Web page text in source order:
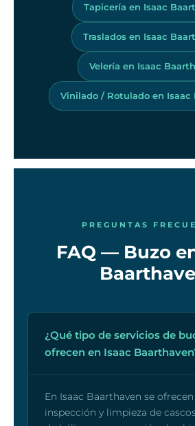
Tapicería en Isaac
Traslados en Isaac
Velería en Isaac
Vinilado / Rotulado en Isaac
PREGUNTAS
FAQ — Buzo
¿Qué tipo de servicios de
ofrecen en Isaac
En Isaac Baarthaven se
inspección y limpieza de